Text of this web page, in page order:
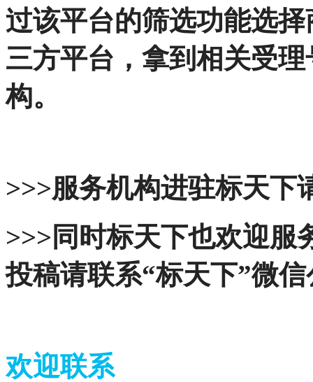
过该平台的筛选功能选
三方平台，拿到相关受
构。
>>>服务机构进驻标天下
>>>同时标天下也欢迎服
投稿请联系“标天下”微
欢迎联系